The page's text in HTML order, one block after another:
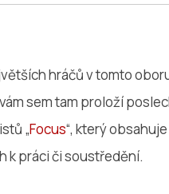
hráčů v tomto
sem tam proloží
„Focus“, který
k práci či soustředění.